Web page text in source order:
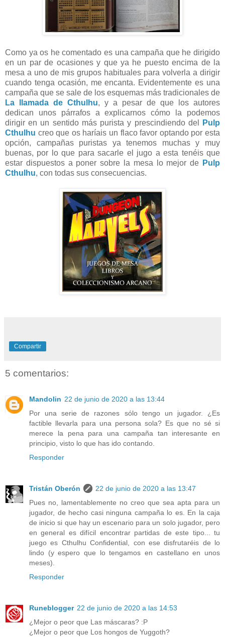
Como ya os he comentado es una campaña que he dirigido
en un par de ocasiones y que ya he puesto encima de la
mesa a uno de mis grupos habituales para volverla a dirigir
cuando tenga ocasión, me encanta. Evidentemente es una
campaña que se sale de los esquemas más tradicionales de
La llamada de Cthulhu, y a pesar de que los autores
dedican unos párrafos a explicarnos cómo la podemos
dirigir en un sentido más purista y prescindiendo del
Pulp
Cthulhu creo que os haríais un flaco favor optando por esta
opción, campañas puristas ya tenemos muchas y muy
buenas, por lo que para sacarle el jugo a esta tenéis que
estar dispuestos a poner sobre la mesa lo mejor de Pulp
Cthulhu, con todas sus consecuencias.
Compartir
5 comentarios:
Mandolin 22 de junio de 2020 a las 13:44
Por una serie de razones sólo tengo un jugador. ¿Es
factible llevarla para una persona sola? Es que no sé si
merece la pena para una campaña tan interesante en
principio, visto lo que has ido contando.
Responder
Tristán Oberón
22 de junio de 2020 a las 13:47
Pues no, lamentablemente no creo que sea apta para un
jugador, de hecho casi ninguna campaña lo es. En la caja
de inicio si que hay un escenario para un solo jugador, pero
en general es difícil encontrar partidas de este tipo... tu
juego es Cthulhu Confidential, con ese disfrutaréis de lo
lindo (y espero que lo tengamos en castellano en unos
meses).
Responder
Runeblogger 22 de junio de 2020 a las 14:53
¿Mejor o peor que Las máscaras? :P
¿Mejor o peor que Los hongos de Yuggoth?